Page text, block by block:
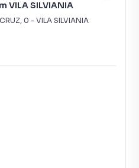
VILA SILVIANIA
, 0 - VILA SILVIANIA